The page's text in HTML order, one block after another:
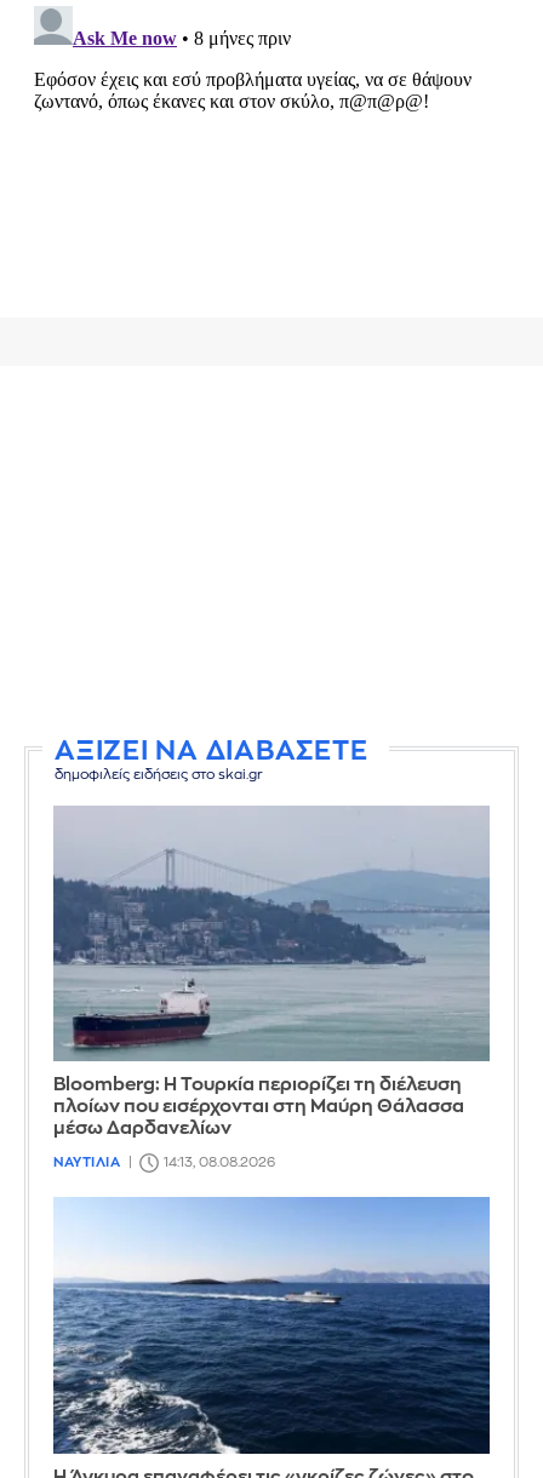
ΑΞΙΖΕΙ ΝΑ ΔΙΑΒΑΣΕΤΕ
δημοφιλείς ειδήσεις στο skai.gr
Bloomberg: Η Τουρκία περιορίζει τη διέλευση
πλοίων που εισέρχονται στη Μαύρη Θάλασσα
μέσω Δαρδανελίων
ΝΑΥΤΙΛΙΑ 14:13, 08.08.2026